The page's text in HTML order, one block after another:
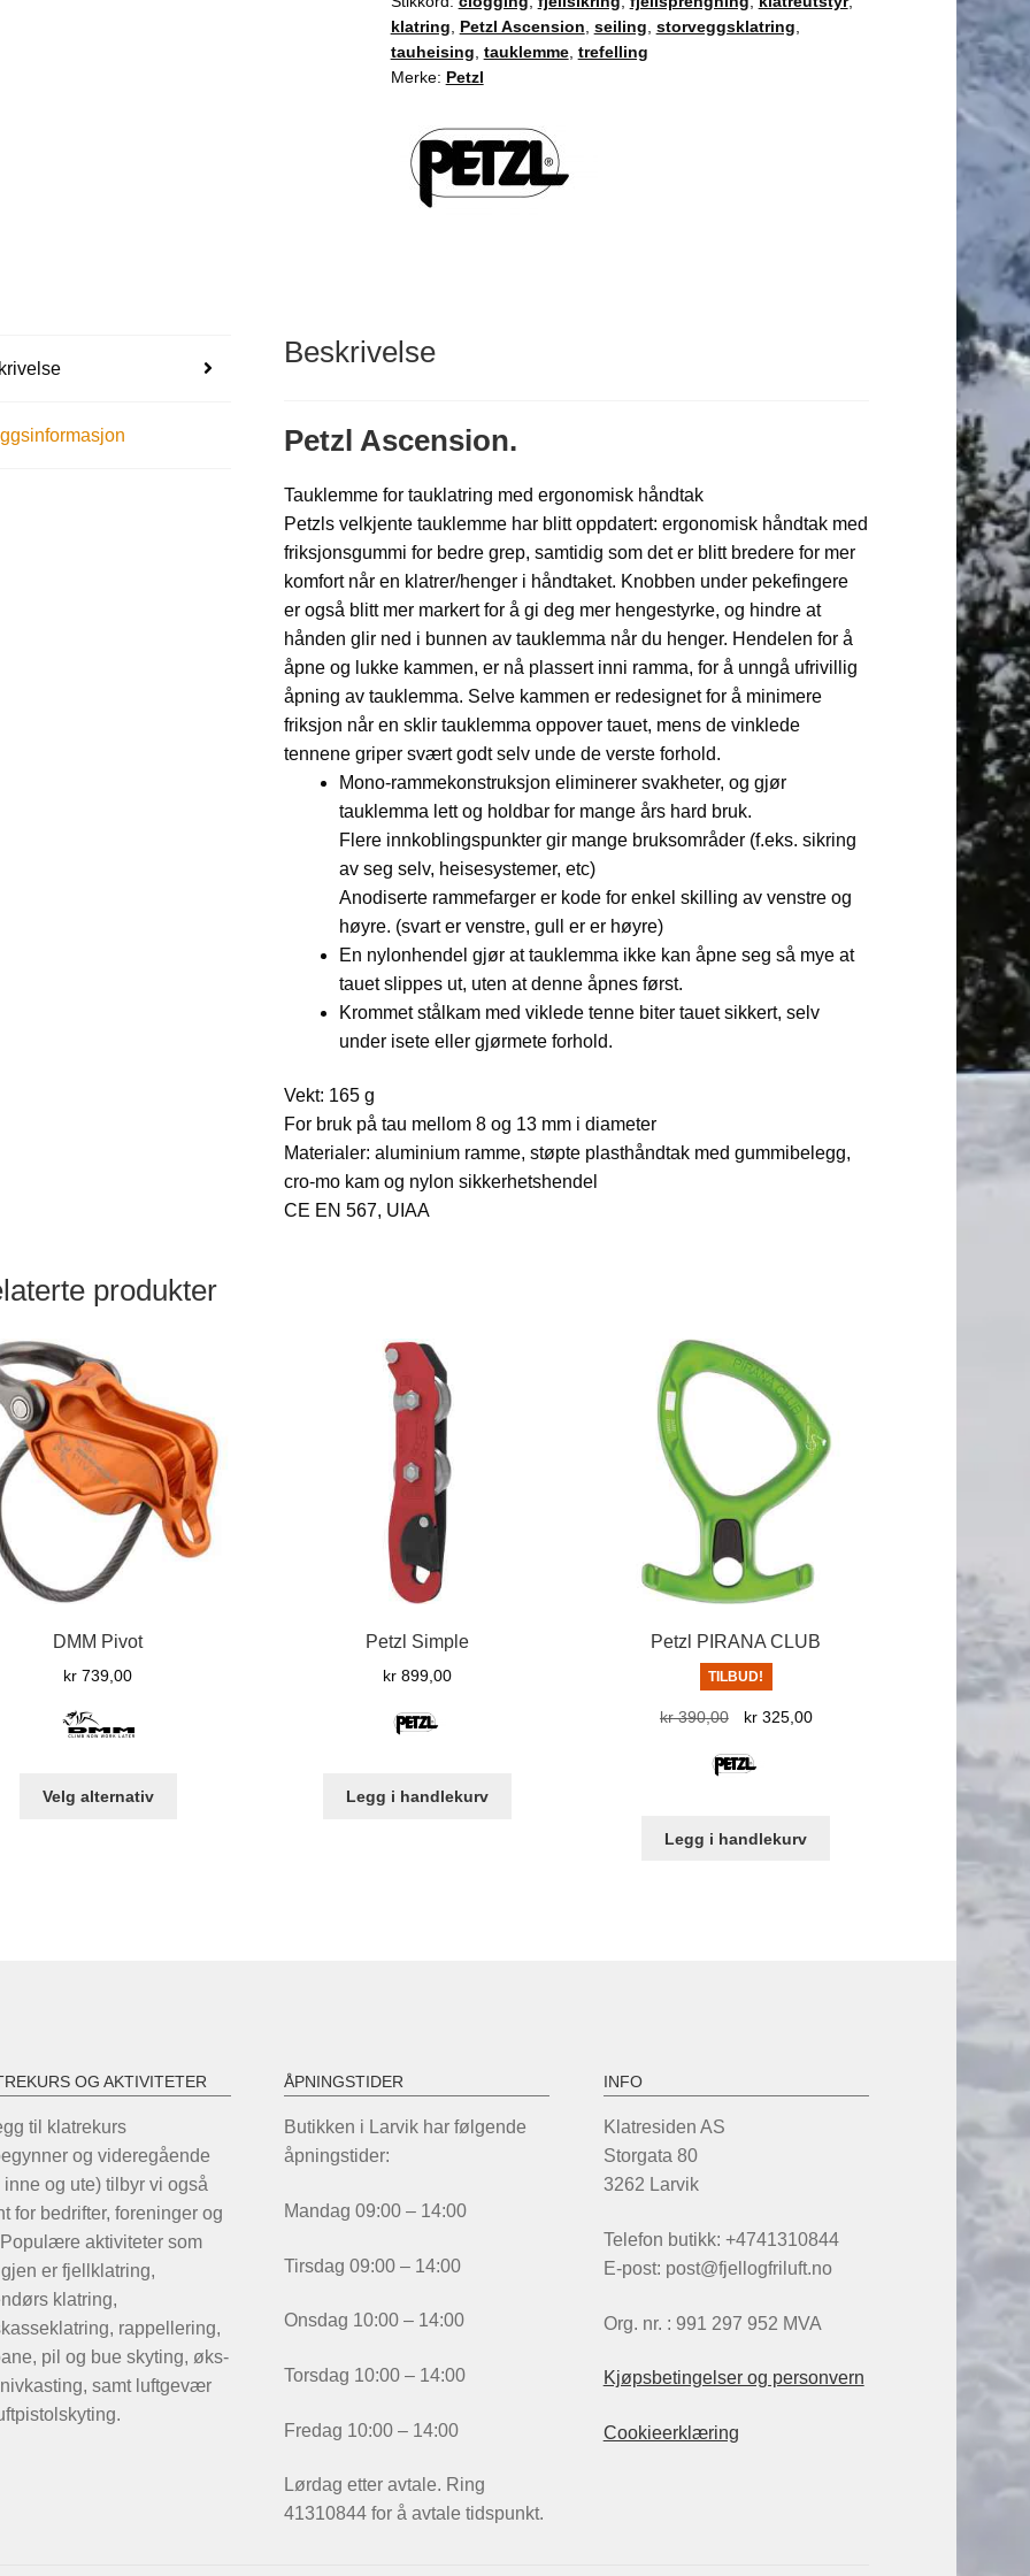
klatring
Petzl Ascension seiling storveggsklatring
tauheising tauklemme, trefelling
Merke: Petzl
Beskrivelse
Petzl Ascension.
Tauklemme for tauklatring med ergonomisk håndtak
Petzls velkjente tauklemme har blitt oppdatert: ergonomisk håndtak med
friksjonsgummi for bedre grep, samtidig som det er blitt bredere for mer
komfort når en klatrer/henger i håndtaket. Knobben under pekefingere
er også blitt mer markert for å gi deg mer hengestyrke, og hindre at
hånden glir ned i bunnen av tauklemma når du henger. Hendelen for å
åpne og lukke kammen, er nå plassert inni ramma, for å unngå ufrivillig
åpning av tauklemma. Selve kammen er redesignet for å minimere
friksjon når en sklir tauklemma oppover tauet, mens de vinklede
tennene griper svært godt selv unde de verste forhold.
Mono-rammekonstruksjon eliminerer svakheter, og gjør
tauklemma lett og holdbar for mange års hard bruk.
Flere innkoblingspunkter gir mange bruksområder (f.eks. sikring
av seg selv, heisesystemer, etc)
Anodiserte rammefarger er kode for enkel skilling av venstre og
høyre. (svart er venstre, gull er er høyre)
En nylonhendel gjør at tauklemma ikke kan åpne seg så mye at
tauet slippes ut, uten at denne åpnes først.
Krommet stålkam med viklede tenne biter tauet sikkert, selv
under isete eller gjørmete forhold.
Vekt: 165 g
For bruk på tau mellom 8 og 13 mm i diameter
Materialer: aluminium ramme, støpte plasthåndtak med gummibelegg,
cro-mo kam og nylon sikkerhetshendel
CE EN 567, UIAA
produkter
DMM Pivot
kr 739,00
Velg alternativ
Petzl Simple
kr899,00
Legg i handlekurv
Petzl PIRANA CLUB
TILBUD!
kr390,00
Opprinnelig
var:
kr325,00Nåværende
Legg i handlekurv
OG AKTIVITETER
til klatrekurs
og videregående
inne og ute) tilbyr vi også
for bedrifter, foreninger og
aktiviteter som
er fjellklatring,
klatring,
rappellering,
pil og bue skyting, øks-
samt luftgevær
ÅPNINGSTIDER
Butikken i Larvik har følgende
åpningstider:
Mandag 09:00 – 14:00
Tirsdag 09:00 – 14:00
Onsdag 10:00 – 14:00
Torsdag 10:00 – 14:00
Fredag 10:00 – 14:00
Lørdag etter avtale. Ring
41310844 for å avtale tidspunkt.
INFO
Klatresiden AS
Storgata 80
3262 Larvik
Telefon butikk: +4741310844
E-post: post@fjellogfriluft.no
Org. nr. : 991 297 952 MVA
Kjøpsbetingelser og personvern
Cookieerklæring